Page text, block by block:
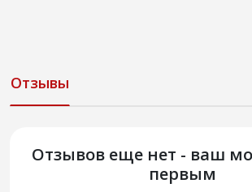
Отзывы
Отзывов еще нет - ваш
первым